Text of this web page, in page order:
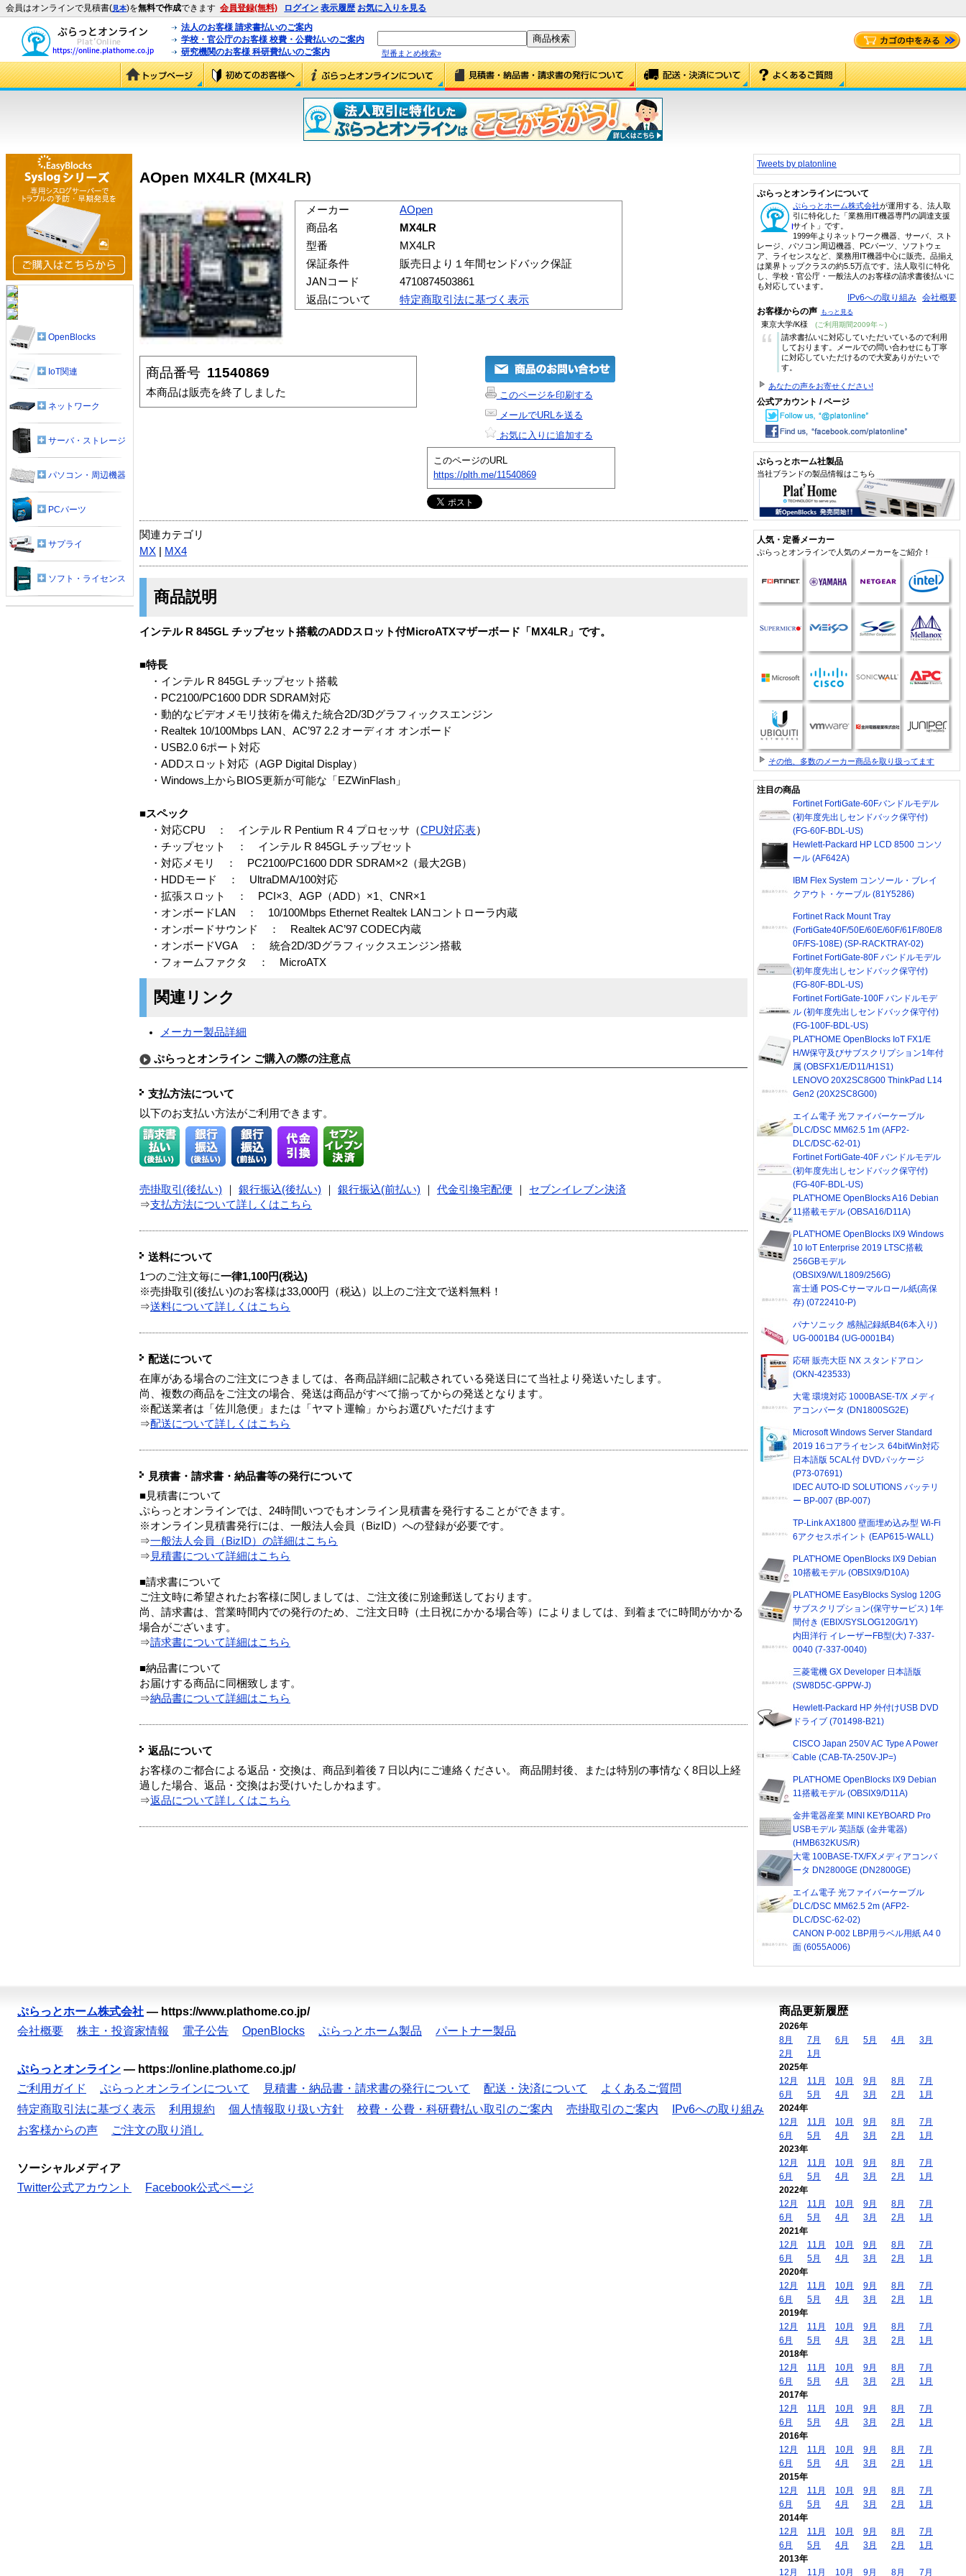
会員はオンラインで見積書(見本)を無料で作成できます 会員登録(無料) ログイン 表示履歴 お気に入りを見る
法人のお客様 請求書払いのご案内
学校・官公庁のお客様 校費・公費払いのご案内
研究機関のお客様 科研費払いのご案内
型番まとめ検索»
AOpen MX4LR (MX4LR)
メーカー
AOpen
商品名
MX4LR
型番
MX4LR
保証条件
販売日より１年間センドバック保証
JANコード
4710874503861
返品について
特定商取引法に基づく表示
商品番号 11540869
本商品は販売を終了しました
このページを印刷する
メールでURLを送る
お気に入りに追加する
このページのURL
https://plth.me/11540869
関連カテゴリ
MX
MX4
商品説明
インテル R 845GL チップセット搭載のADDスロット付MicroATXマザーボード「MX4LR」です。
■特長
・インテル R 845GL チップセット搭載
・PC2100/PC1600 DDR SDRAM対応
・動的なビデオメモリ技術を備えた統合2D/3Dグラフィックスエンジン
・Realtek 10/100Mbps LAN、AC’97 2.2 オーディオ オンボード
・USB2.0 6ポート対応
・ADDスロット対応（AGP Digital Display）
・Windows上からBIOS更新が可能な「EZWinFlash」
■スペック
・対応CPU ： インテル R Pentium R 4 プロセッサ（CPU対応表）
・チップセット ： インテル R 845GL チップセット
・対応メモリ ： PC2100/PC1600 DDR SDRAM×2（最大2GB）
・HDDモード ： UltraDMA/100対応
・拡張スロット ： PCI×3、AGP（ADD）×1、CNR×1
・オンボードLAN ： 10/100Mbps Ethernet Realtek LANコントローラ内蔵
・オンボードサウンド ： Realtek AC’97 CODEC内蔵
・オンボードVGA ： 統合2D/3Dグラフィックスエンジン搭載
・フォームファクタ ： MicroATX
関連リンク
メーカー製品詳細
ぷらっとオンライン ご購入の際の注意点
支払方法について
以下のお支払い方法がご利用できます。
売掛取引(後払い) 銀行振込(後払い) 銀行振込(前払い) 代金引換宅配便
セブンイレブン決済
⇒支払方法について詳しくはこちら
送料について
1つのご注文毎に一律1,100円(税込)
※売掛取引(後払い)のお客様は33,000円（税込）以上のご注文で送料無料！
⇒送料について詳しくはこちら
配送について
在庫がある場合のご注文につきましては、各商品詳細に記載されている発送日にて当社より発送いたします。
尚、複数の商品をご注文の場合、発送は商品がすべて揃ってからの発送となります。
※配送業者は「佐川急便」または「ヤマト運輸」からお選びいただけます
⇒配送について詳しくはこちら
見積書・請求書・納品書等の発行について
■見積書について
ぷらっとオンラインでは、24時間いつでもオンライン見積書を発行することができます。
※オンライン見積書発行には、一般法人会員（BizID）への登録が必要です。
⇒一般法人会員（BizID）の詳細はこちら
⇒ 見積書について詳細はこちら
■請求書について
ご注文時に希望されたお客様に関しましては、ご注文後に別途郵送しております。
尚、請求書は、営業時間内での発行のため、ご注文日時（土日祝にかかる場合等）によりましては、到着までに時間がかかる
場合がございます。
⇒請求書について詳細はこちら
■納品書について
お届けする商品に同梱致します。
⇒納品書について詳細はこちら
返品について
お客様のご都合による返品・交換は、商品到着後７日以内にご連絡ください。 商品開封後、または特別の事情なく8日以上経
過した場合、返品・交換はお受けいたしかねます。
⇒返品について詳しくはこちら
OpenBlocks
IoT関連
ネットワーク
サーバ・ストレージ
パソコン・周辺機器
PCパーツ
サプライ
ソフト・ライセンス
Tweets by platonline
ぷらっとオンラインについて
ぷらっとホーム株式会社が運用する、法人取
引に特化した「業務用IT機器専門の調達支援
サイト」です。
1999年よりネットワーク機器、サーバ、スト
レージ、パソコン周辺機器、PCパーツ、ソフトウェ
ア、ライセンスなど、業務用IT機器中心に販売。品揃え
は業界トップクラスの約5.5万点です。法人取引に特化
し、学校・官公庁・一般法人のお客様の請求書後払いに
も対応しています。
IPv6への取り組み 会社概要
お客様からの声 もっと見る
東京大学/K様 (ご利用期間2009年～)
“
請求書払いに対応していただいているので利用
しております。メールでの問い合わせにも丁寧
に対応していただけるので大変ありがたいで
す。
あなたの声をお寄せください!
公式アカウント / ページ
ぷらっとホーム社製品
当社ブランドの製品情報はこちら
人気・定番メーカー
ぷらっとオンラインで人気のメーカーをご紹介！
その他、多数のメーカー商品を取り扱ってます
注目の商品
Fortinet FortiGate-60Fバンドルモデル
(初年度先出しセンドバック保守付)
(FG-60F-BDL-US)
Hewlett-Packard HP LCD 8500 コンソ
ール (AF642A)
IBM Flex System コンソール・ブレイ
クアウト・ケーブル (81Y5286)
Fortinet Rack Mount Tray
(FortiGate40F/50E/60E/60F/61F/80E/8
0F/FS-108E) (SP-RACKTRAY-02)
Fortinet FortiGate-80F バンドルモデル
(初年度先出しセンドバック保守付)
(FG-80F-BDL-US)
Fortinet FortiGate-100F バンドルモデ
ル (初年度先出しセンドバック保守付)
(FG-100F-BDL-US)
PLAT'HOME OpenBlocks IoT FX1/E
H/W保守及びサブスクリプション1年付
属 (OBSFX1/E/D11/H1S1)
LENOVO 20X2SC8G00 ThinkPad L14
Gen2 (20X2SC8G00)
エイム電子 光ファイバーケーブル
DLC/DSC MM62.5 1m (AFP2-
DLC/DSC-62-01)
Fortinet FortiGate-40F バンドルモデル
(初年度先出しセンドバック保守付)
(FG-40F-BDL-US)
PLAT'HOME OpenBlocks A16 Debian
11搭載モデル (OBSA16/D11A)
PLAT'HOME OpenBlocks IX9 Windows
10 IoT Enterprise 2019 LTSC搭載
256GBモデル
(OBSIX9/W/L1809/256G)
富士通 POS-Cサーマルロール紙(高保
存) (0722410-P)
パナソニック 感熱記録紙B4(6本入り)
UG-0001B4 (UG-0001B4)
応研 販売大臣 NX スタンドアロン
(OKN-423533)
大電 環境対応 1000BASE-T/X メディ
アコンバータ (DN1800SG2E)
Microsoft Windows Server Standard
2019 16コアライセンス 64bitWin対応
日本語版 5CAL付 DVDパッケージ
(P73-07691)
IDEC AUTO-ID SOLUTIONS バッテリ
ー BP-007 (BP-007)
TP-Link AX1800 壁面埋め込み型 Wi-Fi
6アクセスポイント (EAP615-WALL)
PLAT'HOME OpenBlocks IX9 Debian
10搭載モデル (OBSIX9/D10A)
PLAT'HOME EasyBlocks Syslog 120G
サブスクリプション(保守サービス) 1年
間付き (EBIX/SYSLOG120G/1Y)
内田洋行 イレーザーFB型(大) 7-337-
0040 (7-337-0040)
三菱電機 GX Developer 日本語版
(SW8D5C-GPPW-J)
Hewlett-Packard HP 外付けUSB DVD
ドライブ (701498-B21)
CISCO Japan 250V AC Type A Power
Cable (CAB-TA-250V-JP=)
PLAT'HOME OpenBlocks IX9 Debian
11搭載モデル (OBSIX9/D11A)
金井電器産業 MINI KEYBOARD Pro
USBモデル 英語版 (金井電器)
(HMB632KUS/R)
大電 100BASE-TX/FXメディアコンバ
ータ DN2800GE (DN2800GE)
エイム電子 光ファイバーケーブル
DLC/DSC MM62.5 2m (AFP2-
DLC/DSC-62-02)
CANON P-002 LBP用ラベル用紙 A4 0
面 (6055A006)
ぷらっとホーム株式会社 — https://www.plathome.co.jp/
会社概要
株主・投資家情報 電子公告 OpenBlocks ぷらっとホーム製品 パートナー製品
ぷらっとオンライン — https://online.plathome.co.jp/
ご利用ガイド
ぷらっとオンラインについて 見積書・納品書・請求書の発行について 配送・決済について
よくあるご質問
特定商取引法に基づく表示
利用規約 個人情報取り扱い方針 校費・公費・科研費払い取引のご案内 売掛取引のご案内
IPv6への取り組み
お客様からの声
ご注文の取り消し
ソーシャルメディア
Twitter公式アカウント
Facebook公式ページ
商品更新履歴
2026年
8月
7月 6月 5月 4月
3月
2月
1月
2025年
12月
11月 10月 9月 8月
7月
6月
5月 4月 3月 2月
1月
2024年
12月
11月 10月 9月 8月
7月
6月
5月 4月 3月 2月
1月
2023年
12月
11月 10月 9月 8月
7月
6月
5月 4月 3月 2月
1月
2022年
12月
11月 10月 9月 8月
7月
6月
5月 4月 3月 2月
1月
2021年
12月
11月 10月 9月 8月
7月
6月
5月 4月 3月 2月
1月
2020年
12月
11月 10月 9月 8月
7月
6月
5月 4月 3月 2月
1月
2019年
12月
11月 10月 9月 8月
7月
6月
5月 4月 3月 2月
1月
2018年
12月
11月 10月 9月 8月
7月
6月
5月 4月 3月 2月
1月
2017年
12月
11月 10月 9月 8月
7月
6月
5月 4月 3月 2月
1月
2016年
12月
11月 10月 9月 8月
7月
6月
5月 4月 3月 2月
1月
2015年
12月
11月 10月 9月 8月
7月
6月
5月 4月 3月 2月
1月
2014年
12月
11月 10月 9月 8月
7月
6月
5月 4月 3月 2月
1月
2013年
12月
11月 10月 9月 8月 7月